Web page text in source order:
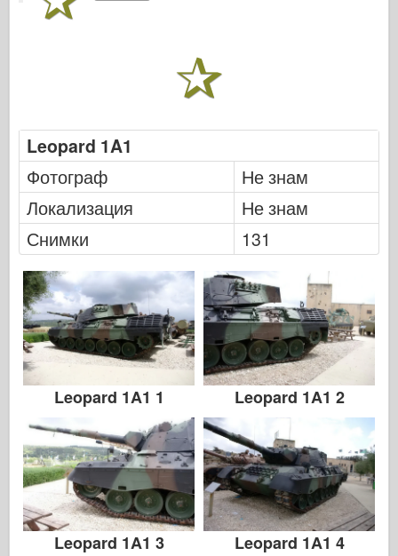
Dvd
Leopard 1A1
Фотограф
Не знам
Локализация
Не знам
Снимки
131
Leopard 1A1 1 Leopard 1A1 2
Leopard 1A1 3 Leopard 1A1 4